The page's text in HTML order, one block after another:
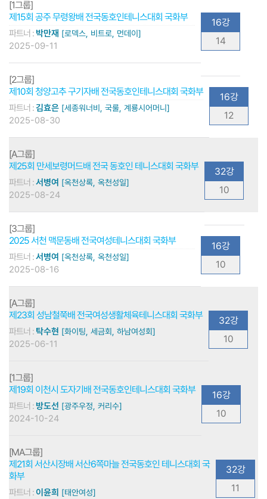
[1그룹]
제15회 공주 무령왕배 전국동호인테니스대회 국화부
파트너 :박만재 [로덱스, 비트로, 먼데이]
2025-09-11
16강
14
[2그룹]
제10회 청양고추 구기자배 전국동호인테니스대회 국화부
파트너 :김효은 [세종워너비, 국룰, 계룡시어머니]
2025-08-30
16강
12
[A그룹]
제25회 만세보령머드배 전국 동호인 테니스대회 국화부
파트너 :서병여 [옥천상록, 옥천성일]
2025-08-24
32강
10
[3그룹]
2025 서천 맥문동배 전국여성테니스대회 국화부
파트너 :서병여 [옥천상록, 옥천성일]
2025-08-16
16강
10
[A그룹]
제23회 성남철쭉배 전국여성생활체육테니스대회 국화부
파트너 : 탁수현 [화이팅, 세금회, 하남여성회]
2025-06-11
32강
10
[1그룹]
제19회 이천시 도자기배 전국동호인테니스대회 국화부
파트너 :방도선 [광주우정, 커리수]
2024-10-24
16강
10
[MA그룹]
제21회 서산시장배 서산6쪽마늘 전국동호인 테니스대회 국
화부
파트너 :이윤희 [태안여성]
32강
11